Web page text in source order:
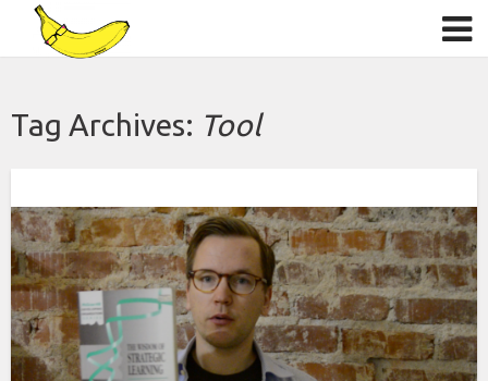
Tag Archives: Tool